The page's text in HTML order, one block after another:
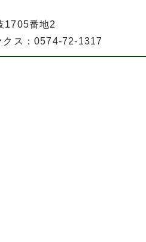
1705番地2
ス：0574-72-1317